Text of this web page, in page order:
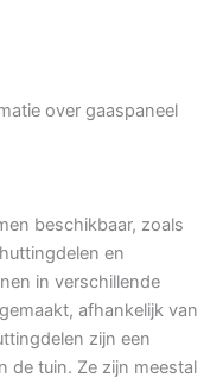
over gaaspaneel
beschikbaar, zoals
en
in verschillende
afhankelijk van
zijn een
de tuin. Ze zijn meestal